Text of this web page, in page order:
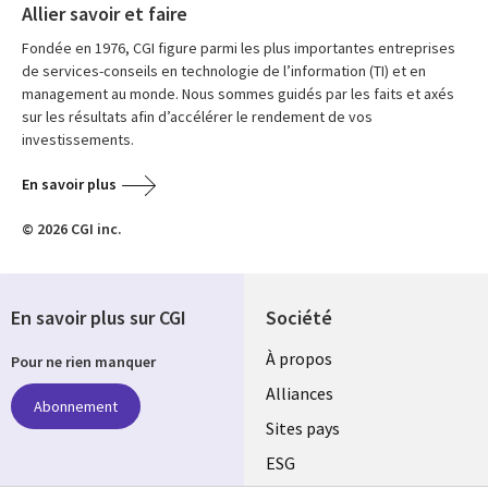
Allier savoir et faire
Fondée en 1976, CGI figure parmi les plus importantes entreprises
de services-conseils en technologie de l’information (TI) et en
management au monde. Nous sommes guidés par les faits et axés
sur les résultats afin d’accélérer le rendement de vos
investissements.
En savoir plus
© 2026 CGI inc.
Société
À propos
Alliances
Sites pays
ESG
En savoir plus sur CGI
Pour ne rien manquer
Abonnement